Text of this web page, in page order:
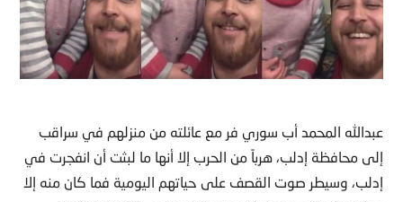
عبدالله المحمد أب سوري فر مع عائلته من منزلهم في سراقب
إلى محافظة إدلب، هرباً من الحرب إلا أنها ما لبثت أن انفجرت في
إدلب، وسيطر صوت القصف على حياتهم اليومية فما كان منه إلا